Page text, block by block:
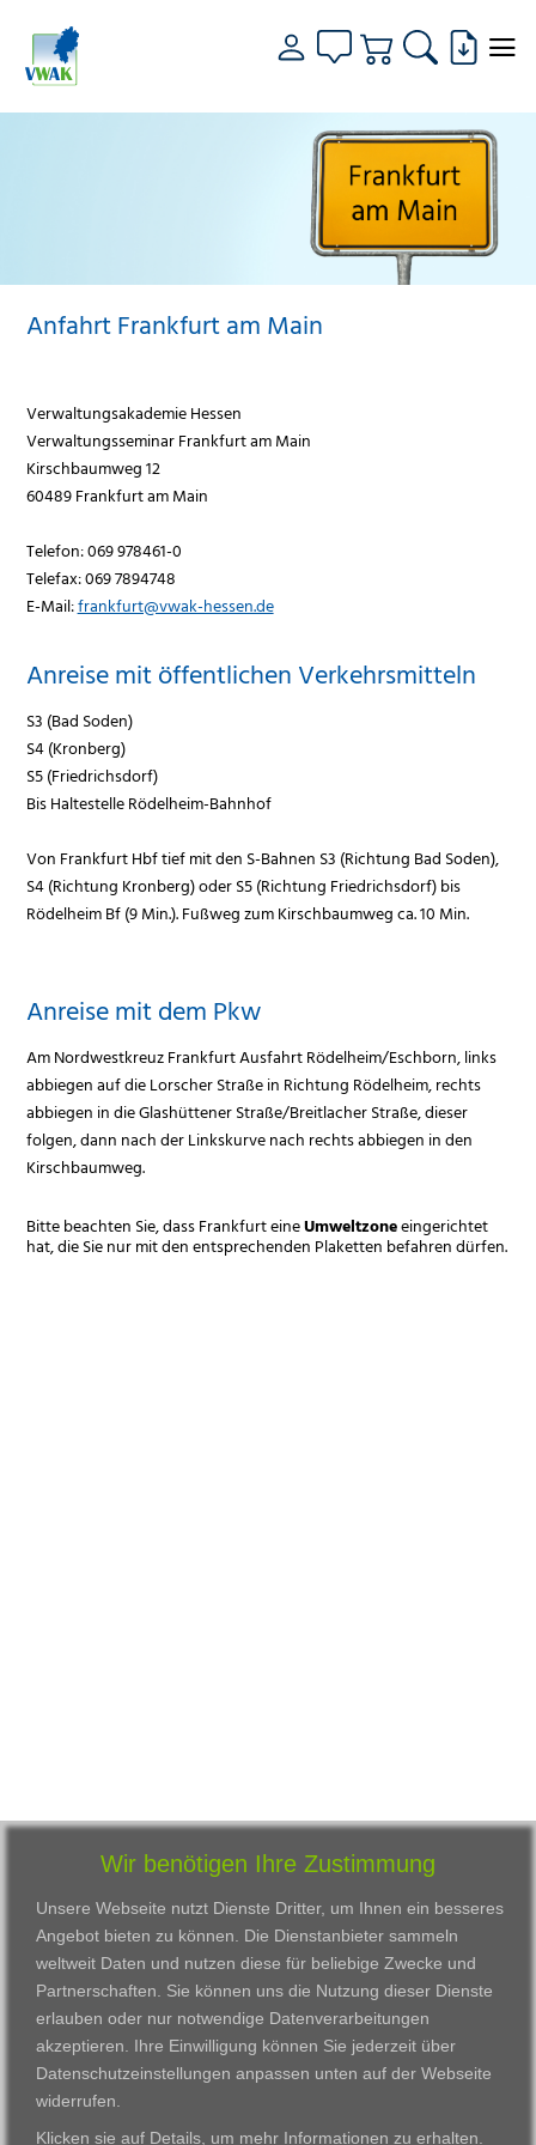
Anfahrt Frankfurt am Main
Verwaltungsakademie Hessen
Verwaltungsseminar Frankfurt am Main
Kirschbaumweg 12
60489 Frankfurt am Main
Telefon: 069 978461-0
Telefax: 069 7894748
E-Mail:frankfurt@vwak-hessen.de
Anreise mit öffentlichen Verkehrsmitteln
S3 (Bad Soden)
S4 (Kronberg)
S5 (Friedrichsdorf)
Bis Haltestelle Rödelheim-Bahnhof
Von Frankfurt Hbf tief mit den S-Bahnen S3 (Richtung Bad Soden),
S4 (Richtung Kronberg) oder S5 (Richtung Friedrichsdorf) bis
Rödelheim Bf (9 Min.). Fußweg zum Kirschbaumweg ca. 10 Min.
Anreise mit dem Pkw
Am Nordwestkreuz Frankfurt Ausfahrt Rödelheim/Eschborn, links
abbiegen auf die Lorscher Straße in Richtung Rödelheim, rechts
abbiegen in die Glashüttener Straße/Breitlacher Straße, dieser
folgen, dann nach der Linkskurve nach rechts abbiegen in den
Kirschbaumweg.
Bitte beachten Sie, dass Frankfurt eineUmweltzoneeingerichtet
hat, die Sie nur mit den entsprechenden Plaketten befahren dürfen.
VWAK
Karriere
Links
Standorte
Darmstadt
Bildungsangebot
Ausbildung
Wir benötigen Ihre Zustimmung
Unsere Webseite nutzt Dienste Dritter, um Ihnen ein besseres
Angebot bieten zu können. Die Dienstanbieter sammeln
weltweit Daten und nutzen diese für beliebige Zwecke und
Partnerschaften. Sie können uns die Nutzung dieser Dienste
erlauben oder nur notwendige Datenverarbeitungen
akzeptieren. Ihre Einwilligung können Sie jederzeit über
Datenschutzeinstellungen anpassen unten auf der Webseite
widerrufen.
Klicken sie auf Details, um mehr Informationen zu erhalten.